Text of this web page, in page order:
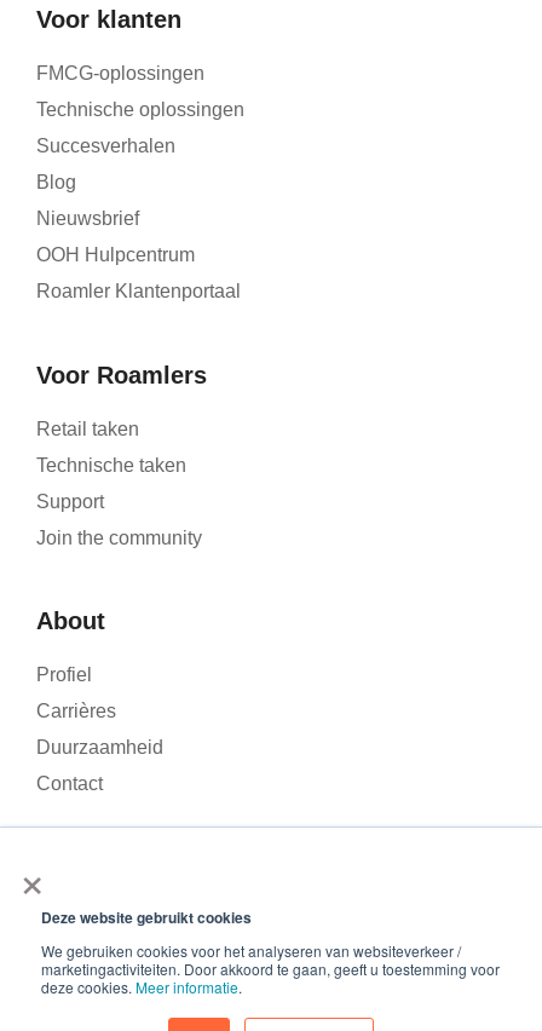
×
Deze website gebruikt cookies
We gebruiken cookies voor het analyseren van websiteverkeer /
marketingactiviteiten. Door akkoord te gaan, geeft u toestemming voor
deze cookies. Meer informatie.
analyseren en uw ervaring te verbeteren. Door op ‘Accepteren’
Accepteren
Voor klanten
FMCG-oplossingen
Technische oplossingen
Succesverhalen
Blog
Nieuwsbrief
OOH Hulpcentrum
Roamler Klantenportaal
Voor Roamlers
Retail taken
Technische taken
Support
Join the community
About
Profiel
Carrières
Duurzaamheid
Contact
policy
ISO 45001 ISO 27001